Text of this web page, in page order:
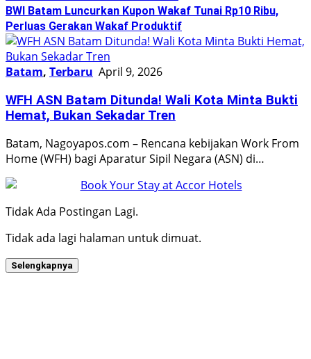
BWI Batam Luncurkan Kupon Wakaf Tunai Rp10 Ribu,
Perluas Gerakan Wakaf Produktif
Batam, Terbaru April 9, 2026
WFH ASN Batam Ditunda! Wali Kota Minta Bukti
Hemat, Bukan Sekadar Tren
Batam, Nagoyapos.com – Rencana kebijakan Work From
Home (WFH) bagi Aparatur Sipil Negara (ASN) di…
Tidak Ada Postingan Lagi.
Tidak ada lagi halaman untuk dimuat.
Selengkapnya